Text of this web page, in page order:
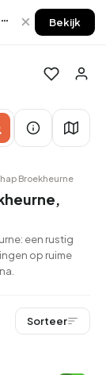
× Bekijk
Broekheurne
een rustig
op ruime
Sorteer